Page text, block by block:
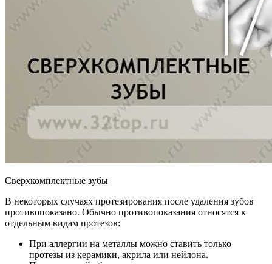
Сверхкомплектные зубы
В некоторых случаях протезирования после удаления зубов
противопоказано. Обычно противопоказания относятся к
отдельным видам протезов:
При аллергии на металлы можно ставить только
протезы из керамики, акрила или нейлона.